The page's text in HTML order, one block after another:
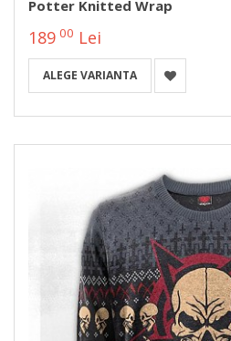
Potter Knitted Wrap
189 00 Lei
ALEGE VARIANTA